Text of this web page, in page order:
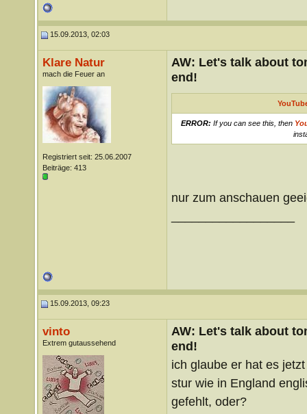
15.09.2013, 02:03
Klare Natur
mach die Feuer an
Registriert seit: 25.06.2007
Beiträge: 413
AW: Let's talk about
end!
ERROR: If you can see this, then
nur zum anschauen
15.09.2013, 09:23
vinto
Extrem gutaussehend
AW: Let's talk about
end!
ich glaube er hat es
stur wie in England
gefehlt, oder?